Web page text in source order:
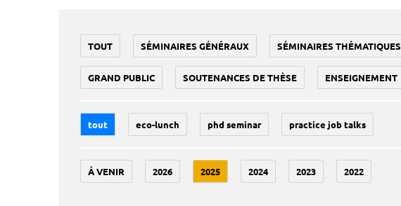
TOUT SÉMINAIRES GÉNÉRAUX SÉMINAIRES THÉMATIQUES
GRAND PUBLIC SOUTENANCES DE THÈSE ENSEIGNEMENT
tout eco-lunch phd seminar practice job talks
À VENIR 2026 2025 2024 2023 2022